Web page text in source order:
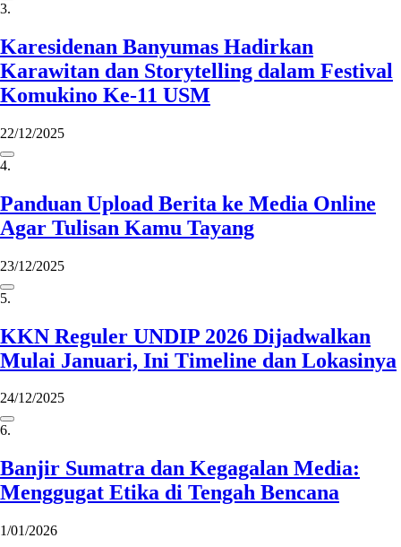
3.
Karesidenan Banyumas Hadirkan
Karawitan dan Storytelling dalam Festival
Komukino Ke-11 USM
22/12/2025
4.
Panduan Upload Berita ke Media Online
Agar Tulisan Kamu Tayang
23/12/2025
5.
KKN Reguler UNDIP 2026 Dijadwalkan
Mulai Januari, Ini Timeline dan Lokasinya
24/12/2025
6.
Banjir Sumatra dan Kegagalan Media:
Menggugat Etika di Tengah Bencana
1/01/2026